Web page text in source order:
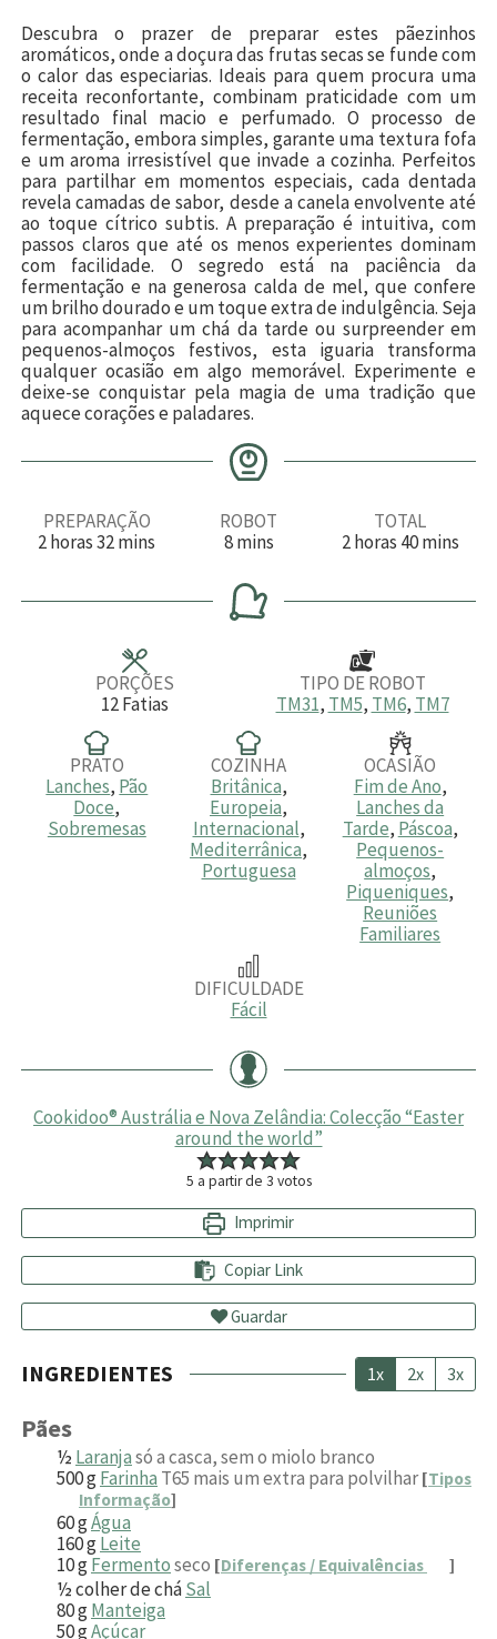
Descubra o prazer de preparar estes pãezinhos
aromáticos, onde a doçura das frutas secas se funde com
o calor das especiarias. Ideais para quem procura uma
receita reconfortante, combinam praticidade com um
resultado final macio e perfumado. O processo de
fermentação, embora simples, garante uma textura fofa
e um aroma irresistível que invade a cozinha. Perfeitos
para partilhar em momentos especiais, cada dentada
revela camadas de sabor, desde a canela envolvente até
ao toque cítrico subtis. A preparação é intuitiva, com
passos claros que até os menos experientes dominam
com facilidade. O segredo está na paciência da
fermentação e na generosa calda de mel, que confere
um brilho dourado e um toque extra de indulgência. Seja
para acompanhar um chá da tarde ou surpreender em
pequenos-almoços festivos, esta iguaria transforma
qualquer ocasião em algo memorável. Experimente e
deixe-se conquistar pela magia de uma tradição que
aquece corações e paladares.
PREPARAÇÃO
2h
a
horas32m
u
mins
ROBOT
8m
n
u
t
mins
TOTAL
2h
a
horas 40m
u
mins
PORÇÕES
12Fatias
TIPO DE ROBOT
TM31, TM5, TM6, TM7
PRATO
Lanches, Pão
Doce,
Sobremesas
COZINHA
Britânica,
Europeia,
Internacional,
Mediterrânica,
Portuguesa
OCASIÃO
Fim de Ano,
Lanches da
Tarde, Páscoa,
Pequenos-
almoços,
Piqueniques,
Reuniões
Familiares
DIFICULDADE
Fácil
Cookidoo® Austrália e Nova Zelândia: Colecção “Easter
around the world”
5 a partir de 3 votos
Imprimir
Copiar Link
Guardar
INGREDIENTES 1x 2x 3x
Pães
½ Laranjasó a casca, sem o miolo branco
500gFarinha T65 mais um extra para polvilhar[Tipos
Informação]
60gÁgua
160gLeite
10gFermentoseco [Diferenças / Equivalências ]
½colher de cháSal
80gManteiga
50gAçúcar